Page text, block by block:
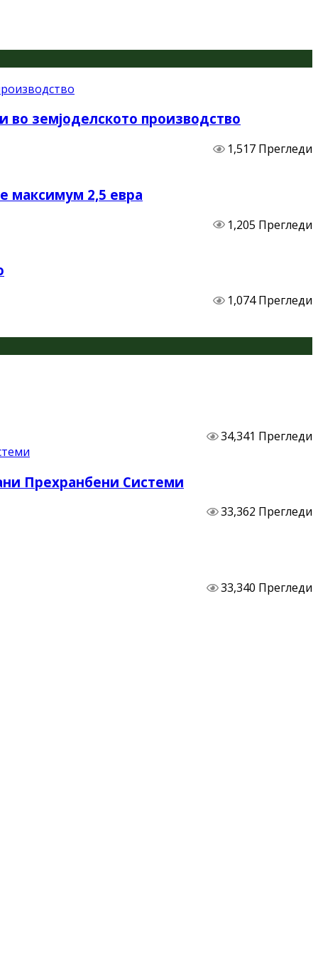
во земјоделското производство
1,517 Прегледи
максимум 2,5 евра
1,205 Прегледи
1,074 Прегледи
34,341 Прегледи
Прехранбени Системи
33,362 Прегледи
33,340 Прегледи